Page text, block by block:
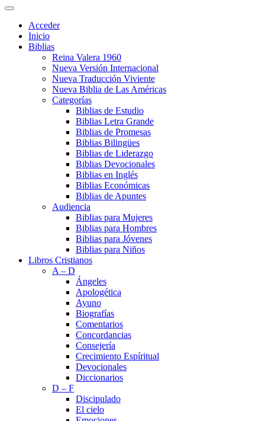
Acceder
Inicio
Biblias
Reina Valera 1960
Nueva Versión Internacional
Nueva Traducción Viviente
Nueva Biblia de Las Américas
Categorías
Biblias de Estudio
Biblias Letra Grande
Biblias de Promesas
Biblias Bilingües
Biblias de Liderazgo
Biblias Devocionales
Biblias en Inglés
Biblias Económicas
Biblias de Apuntes
Audiencia
Biblias para Mujeres
Biblias para Hombres
Biblias para Jóvenes
Biblias para Niños
Libros Cristianos
A – D
Ángeles
Apologética
Ayuno
Biografías
Comentarios
Concordancias
Consejería
Crecimiento Espíritual
Devocionales
Diccionarios
D – F
Discipulado
El cielo